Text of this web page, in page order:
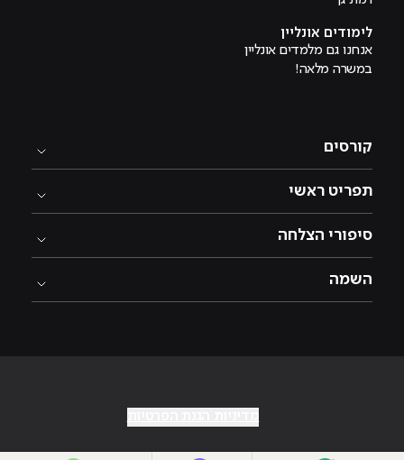
לימודים אונליין
אנחנו גם מלמדים אונליין
במשרה מלאה!
קורסים
תפריט ראשי
סיפורי הצלחה
השמה